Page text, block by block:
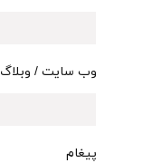
وب سایت / وبلاگ
پیغام